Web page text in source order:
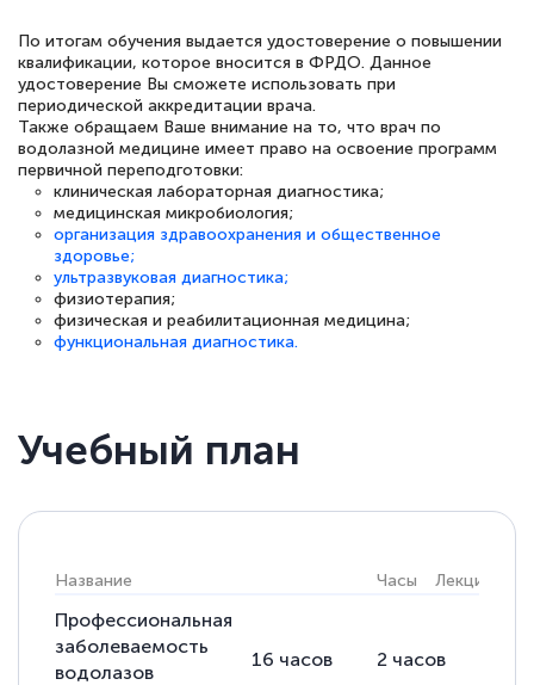
Светлана К
Знаток города 7 уровня
10 марта 2026
Оставила заявку на обучение онлайн, мне
быстро ответили, разъяснили все детали.
Обучение понравилось: огромное
количество тематической литературы,
пособий и учебников доступно на время
прохождения курса, удобная система
По итогам обучения выдается удостоверение о повышении
квалификации, которое вносится в ФРДО. Данное
удостоверение Вы сможете использовать при
периодической аккредитации врача.
Также обращаем Ваше внимание на то, что врач по
водолазной медицине имеет право на освоение программ
первичной переподготовки:
клиническая лабораторная диагностика;
медицинская микробиология;
организация здравоохранения и общественное
здоровье;
ультразвуковая диагностика;
физиотерапия;
физическая и реабилитационная медицина;
функциональная диагностика.
Учебный план
Название Часы Лекции
Профессиональная
заболеваемость
водолазов
16 часов 2 часов